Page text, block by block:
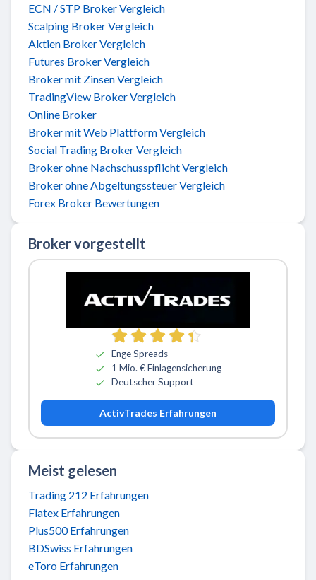
ECN / STP Broker Vergleich
Scalping Broker Vergleich
Aktien Broker Vergleich
Futures Broker Vergleich
Broker mit Zinsen Vergleich
TradingView Broker Vergleich
Online Broker
Broker mit Web Plattform Vergleich
Social Trading Broker Vergleich
Broker ohne Nachschusspflicht Vergleich
Broker ohne Abgeltungssteuer Vergleich
Forex Broker Bewertungen
Broker vorgestellt
Zu ActivTrades
Enge Spreads
1 Mio. € Einlagensicherung
Deutscher Support
ActivTrades Erfahrungen
Meist gelesen
Trading 212 Erfahrungen
Flatex Erfahrungen
Plus500 Erfahrungen
BDSwiss Erfahrungen
eToro Erfahrungen